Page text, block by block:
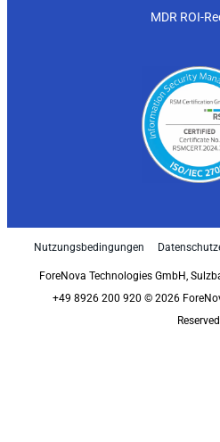
MDR ROI-
Nutzungsbedingungen
ForeNova Technologies GmbH,
+49 8926 200 920 © 2026